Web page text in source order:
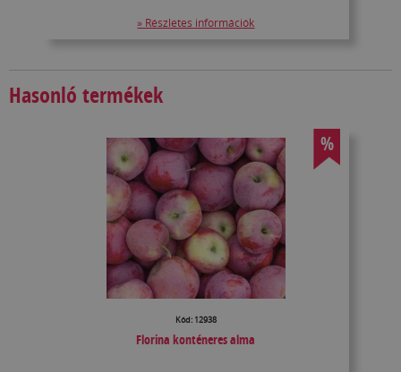
» Részletes információk
Hasonló termékek
%
Kód: 12938
Florina konténeres alma